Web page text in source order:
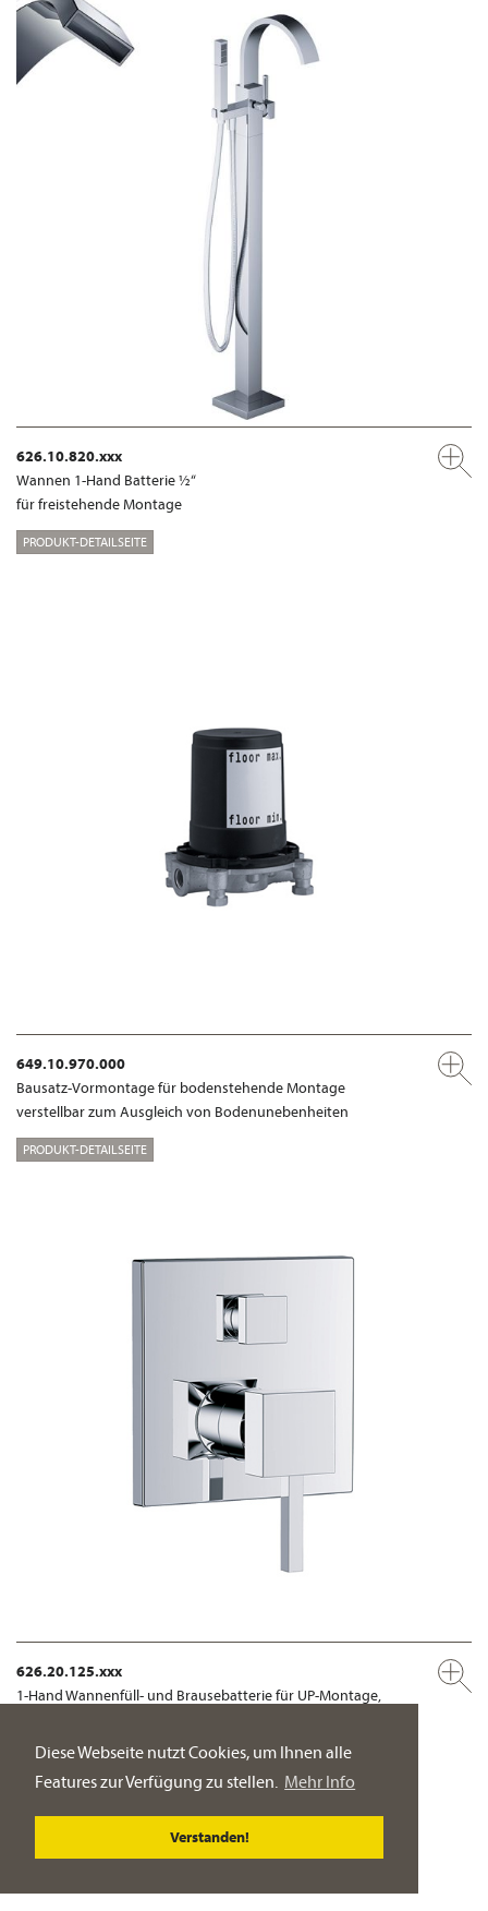
Diese Webseite nutzt Cookies, um Ihnen alle
Features zur Verfügung zu stellen. Mehr Info
Verstanden!
626.10.820.xxx
Wannen 1-Hand Batterie ½“
für freistehende Montage
PRODUKT-DETAILSEITE
649.10.970.000
Bausatz-Vormontage für bodenstehende Montage
verstellbar zum Ausgleich von Bodenunebenheiten
PRODUKT-DETAILSEITE
626.20.125.xxx
1-Hand Wannenfüll- und Brausebatterie für UP-Montage,
manuelle, keramische 2-Wege-Umstellung für